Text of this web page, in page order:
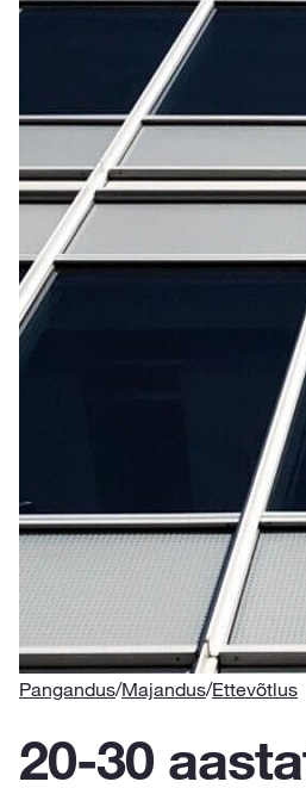
Pangandus/Majandus/Ettevõtlus
20-30